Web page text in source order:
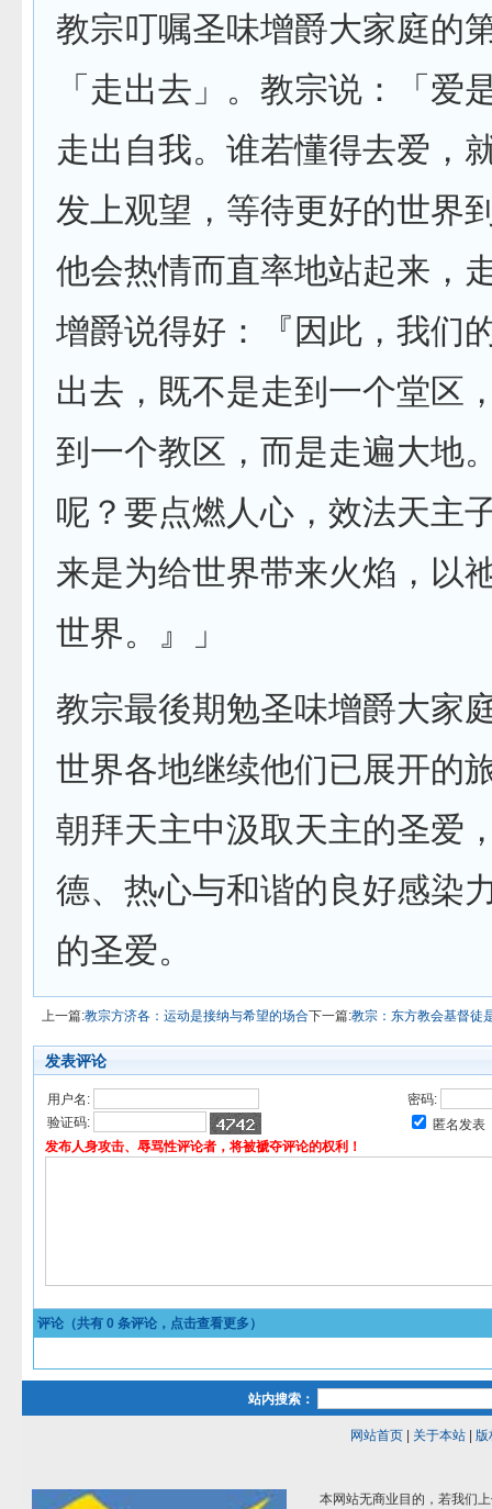
教宗叮嘱圣味增爵大家庭的
「走出去」。教宗说：「爱
走出自我。谁若懂得去爱，
发上观望，等待更好的世界
他会热情而直率地站起来，
增爵说得好：『因此，我们
出去，既不是走到一个堂区
到一个教区，而是走遍大地
呢？要点燃人心，效法天主
来是为给世界带来火焰，以
世界。』」
教宗最後期勉圣味增爵大家
世界各地继续他们已展开的
朝拜天主中汲取天主的圣爱
德、热心与和谐的良好感染
的圣爱。
上一篇:教宗方济各：运动是接纳与希望的场合下一篇:教宗：东方教会基督徒
发表评论
用户名:
密码:
验证码:
匿名发表
发布人身攻击、辱骂性评论者，将被褫夺评论的权利！
评论（共有 0 条评论，点击查看更多）
站内搜索：
网站首页| 关于本站| 版
本网站无商业目的，若我们